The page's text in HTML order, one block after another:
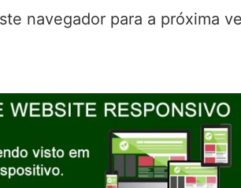
navegador para a próxima